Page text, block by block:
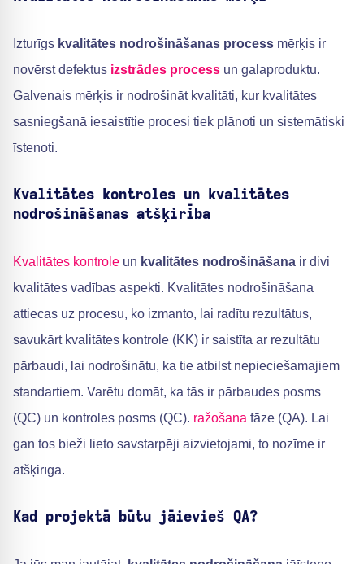
Izturīgs kvalitātes nodrošināšanas process mērķis ir
novērst defektus izstrādes process un galaproduktu.
Galvenais mērķis ir nodrošināt kvalitāti, kur kvalitātes
sasniegšanā iesaistītie procesi tiek plānoti un sistemātiski
īstenoti.
Kvalitātes kontroles un kvalitātes
nodrošināšanas atšķirība
Kvalitātes kontrole un kvalitātes nodrošināšana ir divi
kvalitātes vadības aspekti. Kvalitātes nodrošināšana
attiecas uz procesu, ko izmanto, lai radītu rezultātus,
savukārt kvalitātes kontrole (KK) ir saistīta ar rezultātu
pārbaudi, lai nodrošinātu, ka tie atbilst nepieciešamajiem
standartiem. Varētu domāt, ka tās ir pārbaudes posms
(QC) un kontroles posms (QC). ražošana fāze (QA). Lai
gan tos bieži lieto savstarpēji aizvietojami, to nozīme ir
atšķirīga.
Kad projektā būtu jāievieš QA?